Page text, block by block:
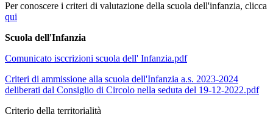
Per conoscere i criteri di valutazione della scuola dell'infanzia, clicca
qui
Scuola dell'Infanzia
Comunicato isccrizioni scuola dell' Infanzia.pdf
Criteri di ammissione alla scuola dell'Infanzia a.s. 2023-2024
deliberati dal Consiglio di Circolo nella seduta del 19-12-2022.pdf
Criterio della territorialità